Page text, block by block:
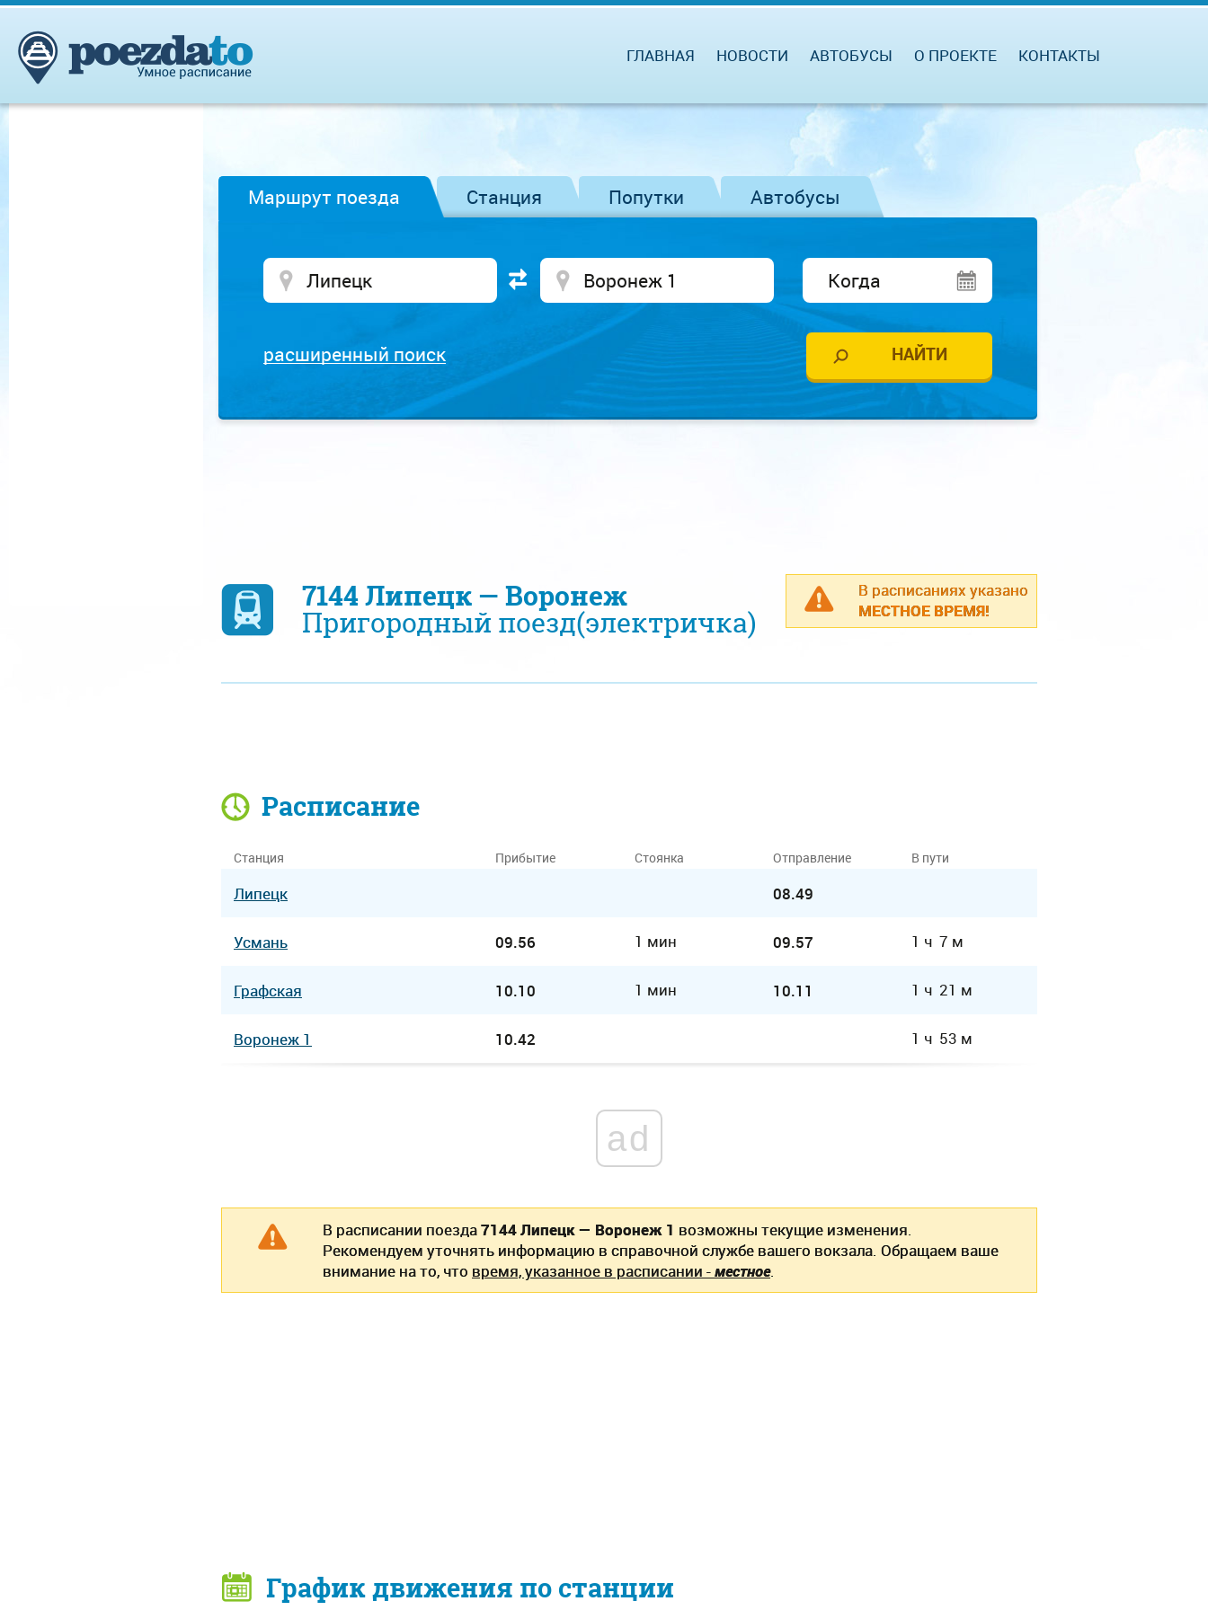
ГЛАВНАЯ НОВОСТИ АВТОБУСЫ О ПРОЕКТЕ КОНТАКТЫ
Маршрут поезда Станция Попутки Автобусы
расширенный поиск
В расписаниях указано
МЕСТНОЕ ВРЕМЯ!
7144 Липецк — Воронеж
Пригородный поезд(электричка)
Расписание
Станция Прибытие Стоянка Отправление В пути
Липецк 08.49
Усмань 09.56 1 мин 09.57 1 ч 7 м
Графская 10.10 1 мин 10.11 1 ч 21 м
Воронеж 1 10.42 1 ч 53 м
ad
В расписании поезда7144 Липецк — Воронеж 1 возможны текущие изменения.
Рекомендуем уточнять информацию в справочной службе вашего вокзала. Обращаем ваше
внимание на то, что время, указанное в расписании -местное.
График движения по станции